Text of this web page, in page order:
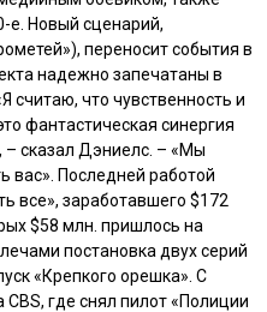
Новый сценарий,
), переносит события в
надежно запечатаны в
считаю, что чувственность и
фантастическая синергия
– сказал Дэниелс. – «Мы
вас». Последней работой
все», заработавшего $172
$58 млн. пришлось на
постановка двух серий
«Крепкого орешка» . С
где снял пилот«Полиции